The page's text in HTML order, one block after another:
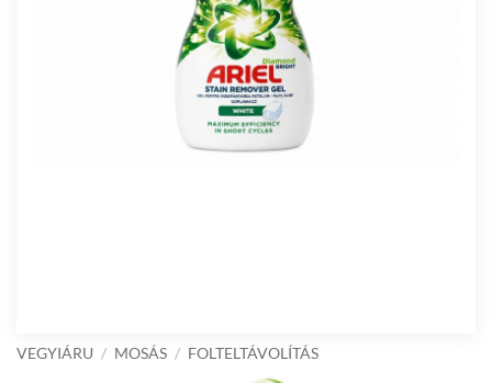
VEGYIÁRU / MOSÁS / FOLTELTÁVOLÍTÁS